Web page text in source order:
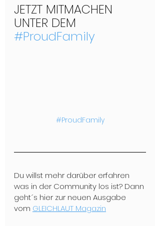
JETZT MITMACHEN
UNTER DEM
#ProudFamily
#ProudFamily
Du willst mehr darüber erfahren
was in der Community los ist? Dann
geht´s hier zur neuen Ausgabe
vom GLEICHLAUT Magazin